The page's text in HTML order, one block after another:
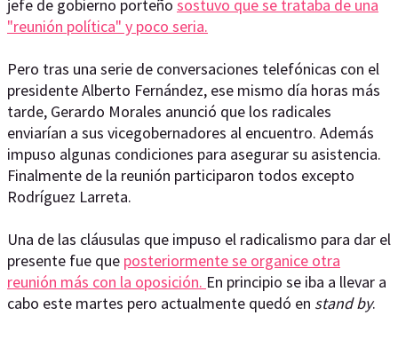
jefe de gobierno porteño sostuvo que se trataba de una
"reunión política" y poco seria.
Pero tras una serie de conversaciones telefónicas con el
presidente Alberto Fernández, ese mismo día horas más
tarde, Gerardo Morales anunció que los radicales
enviarían a sus vicegobernadores al encuentro. Además
impuso algunas condiciones para asegurar su asistencia.
Finalmente de la reunión participaron todos excepto
Rodríguez Larreta.
Una de las cláusulas que impuso el radicalismo para dar el
presente fue que posteriormente se organice otra
reunión más con la oposición. En principio se iba a llevar a
cabo este martes pero actualmente quedó en stand by.